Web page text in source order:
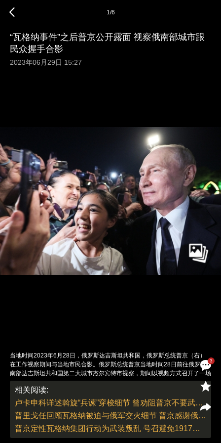
3
1/6
“瓦格纳事件”之后普京公开露面 视察俄南部城市跟
民众握手合影
2023年06月29日 15:27
当地时间2023年6月28日，俄罗斯达吉斯坦共和国，俄罗斯总统普京（右）
在工作视察期间与当地市民合影。俄罗斯总统普京当地时间28日前往俄罗斯
南部达吉斯坦共和国第二大城市杰尔宾特市视察，期间以视频方式召开了一场
关于旅游发展的会议，还与该共和国领导人梅利科夫会面。据俄媒体报道，普
京视察期间还在杰尔宾特市一个广场与当地民众交流。图：IC photo
责任编辑：刘青 | 版面编辑：刘青
相关阅读:
卢卡申科详述斡旋“兵谏”穿梭细节 曾劝阻普京不要武力解决
普里戈任回顾瓦格纳被迫与俄军交火细节 普京感谢俄武装和民众支持
普京定性瓦格纳集团行动为武装叛乱 号召避免1917年内战历史重演